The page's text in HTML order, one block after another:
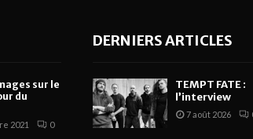
sur le
du
2021 0
DERNIERS ARTICLES
TEMPT FATE :
l’interview
7 août 2026